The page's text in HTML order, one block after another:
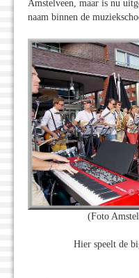
Amstelveen, maar is nu
naam binnen de
(Foto
Hier speelt de